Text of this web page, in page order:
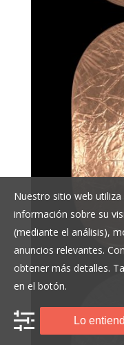
Nuestro sitio web
información sobre su
(mediante el análisis),
anuncios relevantes.
obtener más detalles.
en el botón.
Lo